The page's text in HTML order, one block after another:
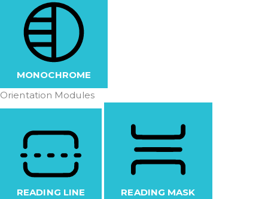
MONOCHROME
Orientation Modules
READING LINE READING MASK